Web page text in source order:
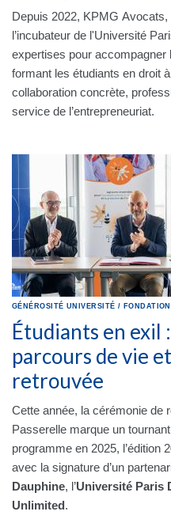
Depuis 2022, KPMG Avocats,
l’incubateur de l'Université
expertises pour
formant les étudiants en droit
collaboration concrète,
service de l’entrepreneuriat.
GÉNÉROSITÉ UNIVERSITÉ / FONDATION
Étudiants en exil
parcours de vie
retrouvée
Cette année, la cérémonie de
Passerelle marque un
programme en 2025, l’édition
avec la signature d’un
Dauphine, l’Université Paris
Unlimited.